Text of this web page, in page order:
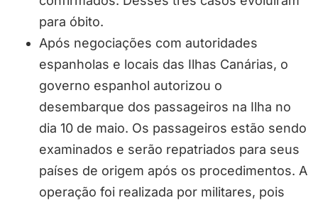
para óbito.
Após negociações com autoridades
espanholas e locais das Ilhas Canárias, o
governo espanhol autorizou o
desembarque dos passageiros na Ilha no
dia 10 de maio. Os passageiros estão sendo
examinados e serão repatriados para seus
países de origem após os procedimentos. A
operação foi realizada por militares, pois